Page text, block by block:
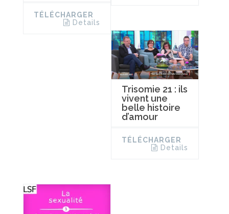
TÉLÉCHARGER
Details
Trisomie 21 : ils
vivent une
belle histoire
d’amour
TÉLÉCHARGER
Details